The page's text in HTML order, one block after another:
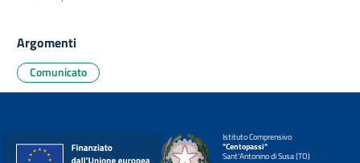
Argomenti
Comunicato
Istituto Comprensivo
"Centopassi"
Sant'Antonino di Susa (TO)